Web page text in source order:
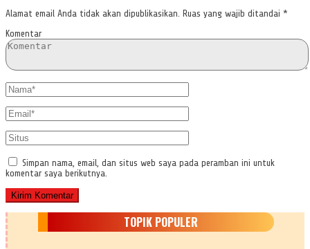
Alamat email Anda tidak akan dipublikasikan. Ruas yang wajib ditandai *
Komentar
Simpan nama, email, dan situs web saya pada peramban ini untuk
komentar saya berikutnya.
TOPIK POPULER